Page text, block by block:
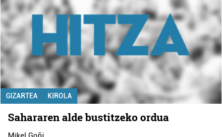
GIZARTEA KIROLA
Sahararen alde bustitzeko ordua